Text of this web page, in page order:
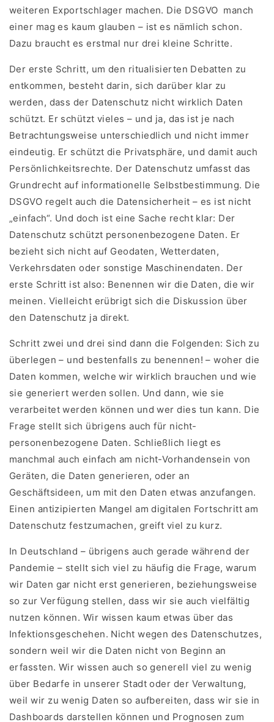
weiteren Exportschlager machen. Die DSGVO ­ manch
einer mag es kaum glauben – ist es nämlich schon.
Dazu braucht es erstmal nur drei kleine Schritte.
Der erste Schritt, um den ritualisierten Debatten zu
entkommen, besteht darin, sich darüber klar zu
werden, dass der Datenschutz nicht wirklich Daten
schützt. Er schützt vieles – und ja, das ist je nach
Betrachtungsweise unterschiedlich und nicht immer
eindeutig. Er schützt die Privatsphäre, und damit auch
Persönlichkeitsrechte. Der Datenschutz umfasst das
Grundrecht auf informationelle Selbstbestimmung. Die
DSGVO regelt auch die Datensicherheit – es ist nicht
„einfach“. Und doch ist eine Sache recht klar: Der
Datenschutz schützt personenbezogene Daten. Er
bezieht sich nicht auf Geodaten, Wetterdaten,
Verkehrsdaten oder sonstige Maschinendaten. Der
erste Schritt ist also: Benennen wir die Daten, die wir
meinen. Vielleicht erübrigt sich die Diskussion über
den Datenschutz ja direkt.
Schritt zwei und drei sind dann die Folgenden: Sich zu
überlegen – und bestenfalls zu benennen! – woher die
Daten kommen, welche wir wirklich brauchen und wie
sie generiert werden sollen. Und dann, wie sie
verarbeitet werden können und wer dies tun kann. Die
Frage stellt sich übrigens auch für nicht-
personenbezogene Daten. Schließlich liegt es
manchmal auch einfach am nicht-Vorhandensein von
Geräten, die Daten generieren, oder an
Geschäftsideen, um mit den Daten etwas anzufangen.
Einen antizipierten Mangel am digitalen Fortschritt am
Datenschutz festzumachen, greift viel zu kurz.
In Deutschland – übrigens auch gerade während der
Pandemie – stellt sich viel zu häufig die Frage, warum
wir Daten gar nicht erst generieren, beziehungsweise
so zur Verfügung stellen, dass wir sie auch vielfältig
nutzen können. Wir wissen kaum etwas über das
Infektionsgeschehen. Nicht wegen des Datenschutzes,
sondern weil wir die Daten nicht von Beginn an
erfassten. Wir wissen auch so generell viel zu wenig
über Bedarfe in unserer Stadt oder der Verwaltung,
weil wir zu wenig Daten so aufbereiten, dass wir sie in
Dashboards darstellen können und Prognosen zum